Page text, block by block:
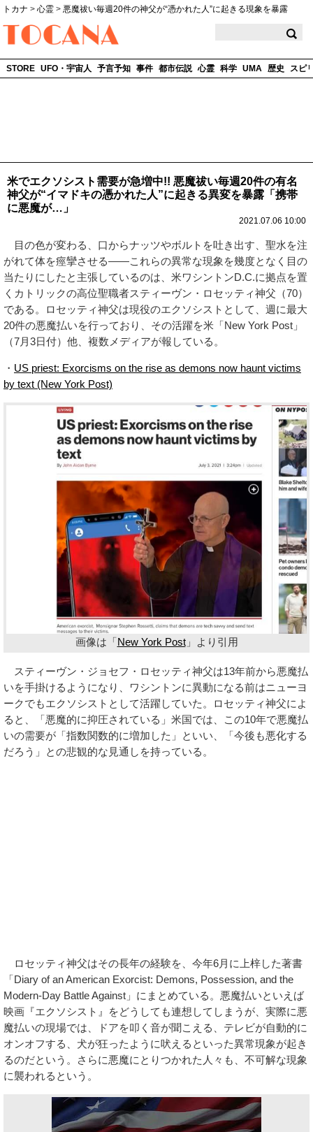
トカナ > 心霊 > 悪魔祓い毎週20件の神父が“憑かれた人”に起きる現象を暴露
STORE UFO・宇宙人 予言予知 事件 都市伝説 心霊 科学 UMA 歴史 スピ
米でエクソシスト需要が急増中!! 悪魔祓い毎週20件の有名
神父が“イマドキの憑かれた人”に起きる異変を暴露「携帯
に悪魔が…」
2021.07.06 10:00
目の色が変わる、口からナッツやボルトを吐き出す、聖水を注
がれて体を痙攣させる――これらの異常な現象を幾度となく目の
当たりにしたと主張しているのは、米ワシントンD.C.に拠点を置
くカトリックの高位聖職者スティーヴン・ロセッティ神父（70）
である。ロセッティ神父は現役のエクソシストとして、週に最大
20件の悪魔払いを行っており、その活躍を米「New York Post」
（7月3日付）他、複数メディアが報している。
・ US priest: Exorcisms on the rise as demons now haunt victims
by text (New York Post)
画像は「New York Post」より引用
スティーヴン・ジョセフ・ロセッティ神父は13年前から悪魔払
いを手掛けるようになり、ワシントンに異動になる前はニューヨ
ークでもエクソシストとして活躍していた。ロセッティ神父によ
ると、「悪魔的に抑圧されている」米国では、この10年で悪魔払
いの需要が「指数関数的に増加した」といい、「今後も悪化する
だろう」との悲観的な見通しを持っている。
ロセッティ神父はその長年の経験を、今年6月に上梓した著書
「Diary of an American Exorcist: Demons, Possession, and the
Modern-Day Battle Against」にまとめている。悪魔払いといえば
映画『エクソシスト』をどうしても連想してしまうが、実際に悪
魔払いの現場では、ドアを叩く音が聞こえる、テレビが自動的に
オンオフする、犬が狂ったように吠えるといった異常現象が起き
るのだという。さらに悪魔にとりつかれた人々も、不可解な現象
に襲われるという。